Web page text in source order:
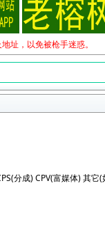
址，以免被枪手迷惑。
分成) CPV(富媒体) 其它(